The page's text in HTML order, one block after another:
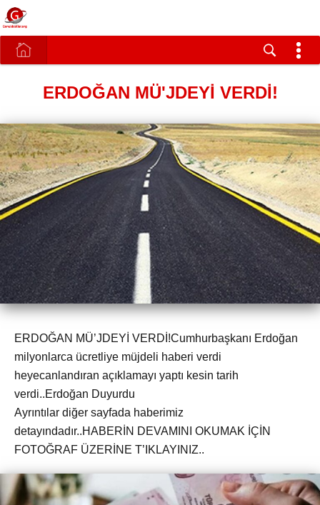
ERDOĞAN MÜ'JDEYİ VERDİ!
ERDOĞAN MÜ’JDEYİ VERDİ!Cumhurbaşkanı Erdoğan
milyonlarca ücretliye müjdeli haberi verdi
heyecanlandıran açıklamayı yaptı kesin tarih
verdi..Erdoğan Duyurdu
Ayrıntılar diğer sayfada haberimiz
detayındadır..HABERİN DEVAMINI OKUMAK İÇİN
FOTOĞRAF ÜZERİNE T’IKLAYINIZ..